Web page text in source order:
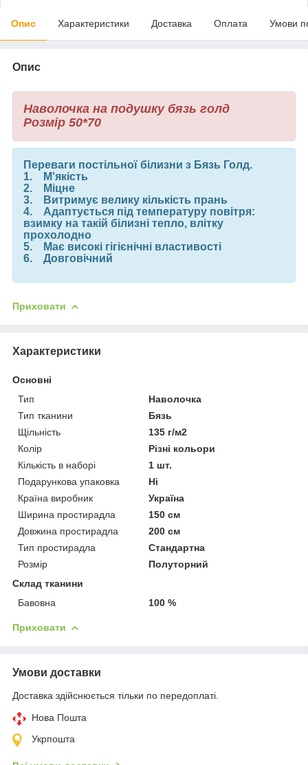
Опис Характеристики Доставка Оплата Умови
Опис
Наволочка на подушку бязь голд
Розмір 50*70
Переваги постільної білизни з Бязь Голд.
1. М'якість
2. Міцне
3. Витримує велику кількість прань
4. Адаптується під температуру повітря:
взимку на такій білизні тепло, влітку
прохолодно
5. Має високі гігієнічні властивості
6. Довговічний
Приховати
Характеристики
Основні
Тип
Наволочка
Тип тканини
Бязь
Щільність
135 г/м2
Колір
Різні кольори
Кількість в наборі
1 шт.
Подарункова упаковка
Ні
Країна виробник
Україна
Ширина простирадла
150 см
Довжина простирадла
200 см
Тип простирадла
Стандартна
Розмір
Полуторний
Склад тканини
Бавовна
100 %
Приховати
Умови доставки
Доставка здійснюється тільки по передоплаті.
Нова Пошта
Укрпошта